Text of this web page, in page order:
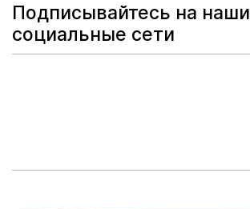
Подписывайтесь на наши
социальные сети